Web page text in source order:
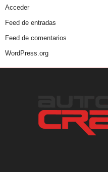
Acceder
Feed de entradas
Feed de comentarios
WordPress.org